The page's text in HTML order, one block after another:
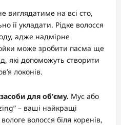
виглядатиме на всі сто,
її укладати. Рідке волосся
адже надмірне
може зробити пасма ще
які допоможуть створити
локонів.
для об’єму. Мус або
– ваші найкращі
волосся біля коренів,